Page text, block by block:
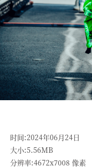
时间:2024年06月24日
大小:5.56MB
分辨率:4672x7008 像素